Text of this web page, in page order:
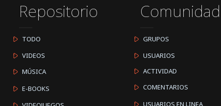
Repositorio
TODO
VIDEOS
MÚSICA
E-BOOKS
Comunidad
GRUPOS
USUARIOS
ACTIVIDAD
COMENTARIOS
USUARIOS EN LINEA